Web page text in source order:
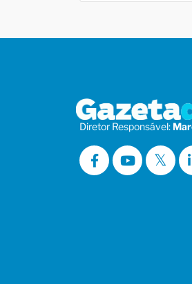
Diretor Responsável: